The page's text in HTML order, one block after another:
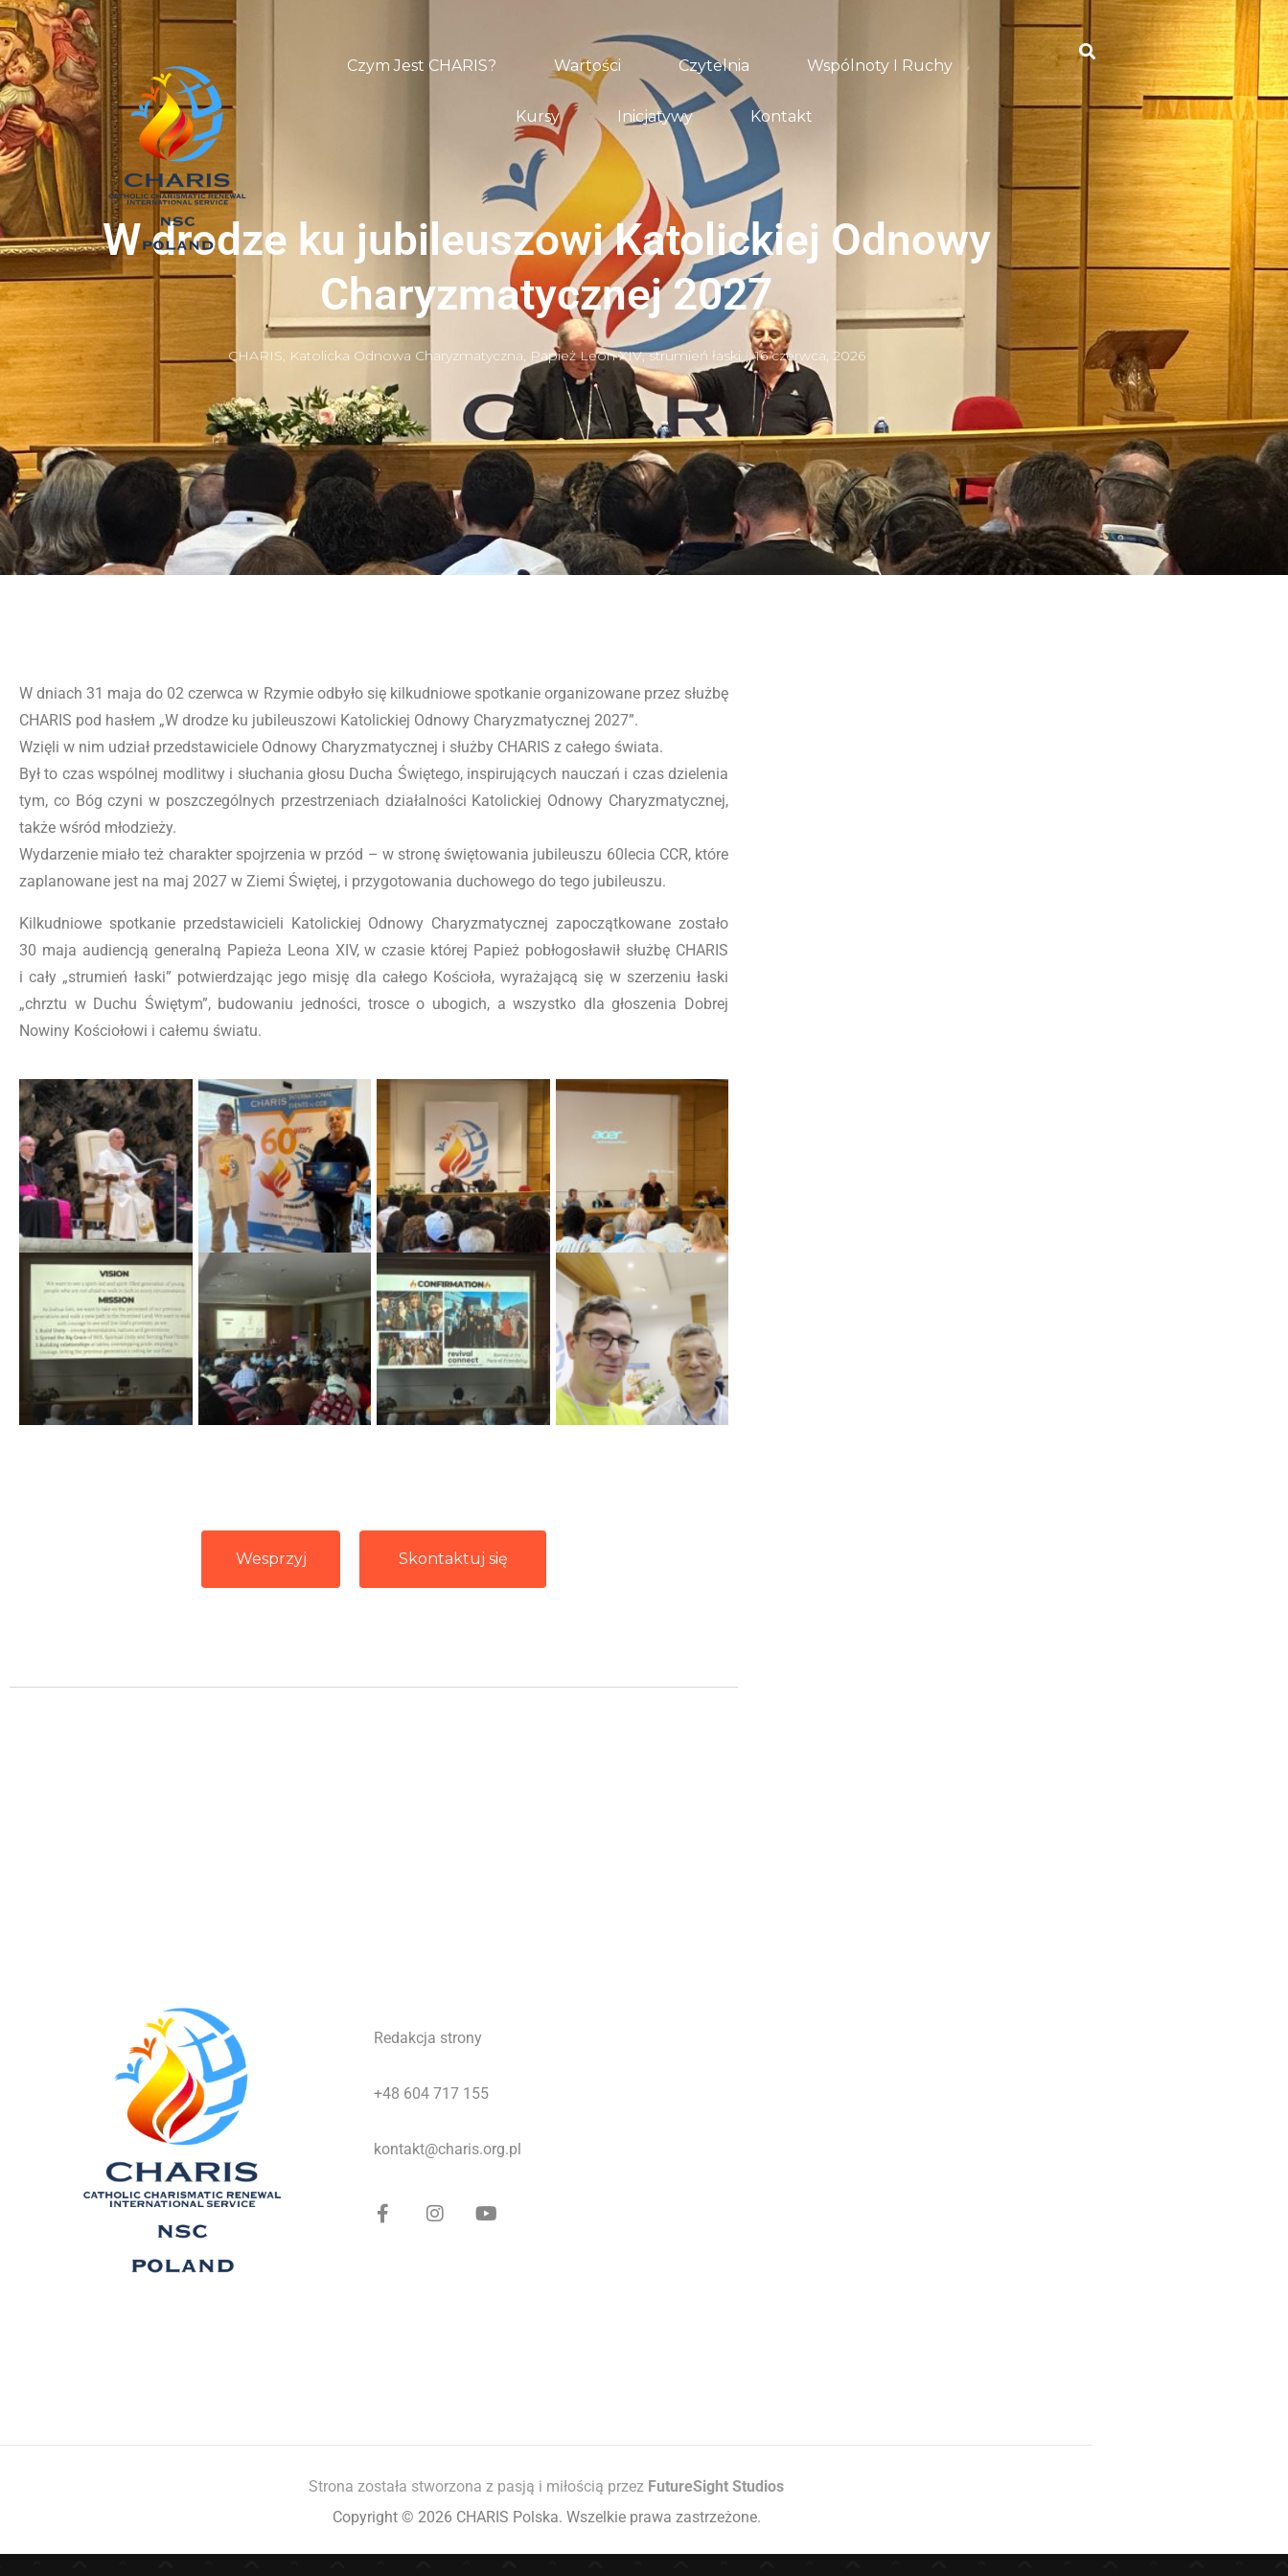
Czym Jest CHARIS? Wartości Czytelnia Wspólnoty I Ruchy
Kursy Inicjatywy Kontakt
W drodze ku jubileuszowi Katolickiej Odnowy
Charyzmatycznej 2027
CHARIS, Katolicka Odnowa Charyzmatyczna, Papież Leon XIV,strumień łaski 16 czerwca, 2026
W dniach 31 maja do 02 czerwca w Rzymie odbyło się kilkudniowe spotkanie organizowane przez służbę
CHARIS pod hasłem „W drodze ku jubileuszowi Katolickiej Odnowy Charyzmatycznej 2027”.
Wzięli w nim udział przedstawiciele Odnowy Charyzmatycznej i służby CHARIS z całego świata.
Był to czas wspólnej modlitwy i słuchania głosu Ducha Świętego, inspirujących nauczań i czas dzielenia
tym, co Bóg czyni w poszczególnych przestrzeniach działalności Katolickiej Odnowy Charyzmatycznej,
także wśród młodzieży.
Wydarzenie miało też charakter spojrzenia w przód – w stronę świętowania jubileuszu 60lecia CCR, które
zaplanowane jest na maj 2027 w Ziemi Świętej, i przygotowania duchowego do tego jubileuszu.
Kilkudniowe spotkanie przedstawicieli Katolickiej Odnowy Charyzmatycznej zapoczątkowane zostało
30 maja audiencją generalną Papieża Leona XIV, w czasie której Papież pobłogosławił służbę CHARIS
i cały „strumień łaski” potwierdzając jego misję dla całego Kościoła, wyrażającą się w szerzeniu łaski
„chrztu w Duchu Świętym”, budowaniu jedności, trosce o ubogich, a wszystko dla głoszenia Dobrej
Nowiny Kościołowi i całemu światu.
Wesprzyj Skontaktuj się
Redakcja strony
+48 604 717 155
kontakt@charis.org.pl
Strona została stworzona z pasją i miłością przez FutureSight Studios
Copyright © 2026 CHARIS Polska. Wszelkie prawa zastrzeżone.